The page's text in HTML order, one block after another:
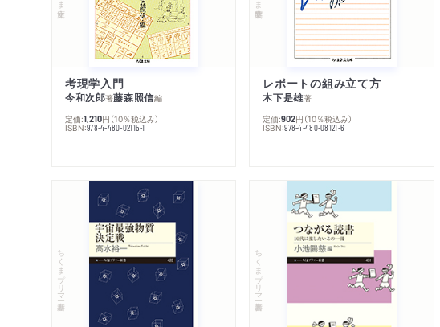
考現学入門
今和次郎著藤森照信編
定価:1,210円 （10％税込み）
ISBN:978-4-480-02115-1
レポートの組み立て方
木下是雄著
定価:902円 （10％税込み）
ISBN:978-4-480-08121-6
ちくまプリマー新書 ちくまプリマー新書